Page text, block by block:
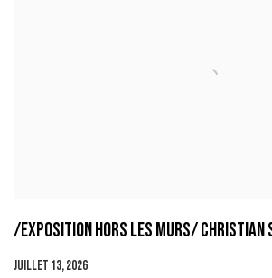
/EXPOSITION HORS LES MURS/ CHRISTIAN
JUILLET 13, 2026